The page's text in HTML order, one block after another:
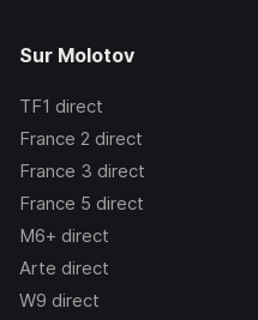
Sur Molotov
TF1 direct
France 2 direct
France 3 direct
France 5 direct
M6+ direct
Arte direct
W9 direct